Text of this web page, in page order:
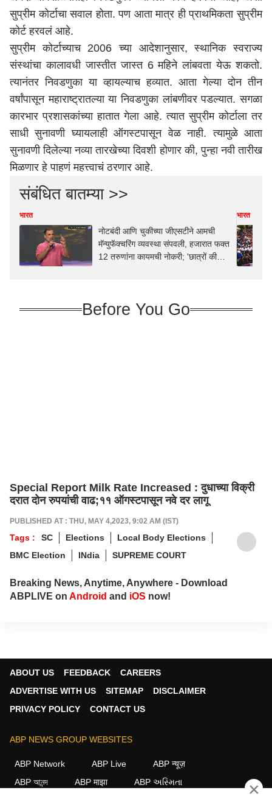
सुप्रीम कोर्टाचा सवाल होता. पण आता मात्र ही प्राथमिकता सुप्रीम
कोर्ट हरवलं आहे.
सुप्रीम कोर्टाच्याच 2006 च्या आदेशानुसार, स्थानिक स्वराज्य
संस्थांचा कालावधी जास्तीत जास्त 6 महिने लांबवता येऊ शकतो.
त्यानंतर निवडणुका या व्हायल्याच हव्यात. आता गेल्या दोन तीन
वर्षांपासूनमहाराष्ट्रातल्या या निवडणुका लांबणीवर पडल्यात. सगळा
कारभार प्रशासकांच्या हातात गेला आहे. त्यात सुप्रीम कोर्टाला तर
साधी सुनावणी घ्यायलाही ऑगस्टपासून वेळ नाही. त्यामुळे आता
सुनावणी दिलेल्या नव्या तारखेच्या दिवशी होणार की, पुन्हा नवी तारीख
मिळणार हे पाहणं महत्त्वाचं ठरणार आहे.
संबंधित बातम्या >>
भारत
नोटबंदी आणि चुकीच्या जीएसटीने आमची
मॅन्युफॅक्चरिंग व्यवस्था संपवली, हजारात फक्त
12 तरुणांना कायमची नोकरी; 'छात्रों की
भारत
Before You Go
Special Report Milk Rate Increased : दुधाच्या विक्री
दरात दोन रुपयांची वाढ;११ ऑगस्टपासून नवे दर लागू
PUBLISHED AT : THU, MAY 4,2023, 9:02 AM (IST)
Tags : SC Elections
Local Body Elections
BMC Election
INdia SUPREME COURT
Breaking News, Anytime, Anywhere - Download
ABPLIVE on Android and iOS now!
ABOUT US FEEDBACK
CAREERS
ADVERTISE WITH US
SITEMAP
DISCLAIMER
PRIVACY POLICY
CONTACT US
ABP NEWS GROUP WEBSITES
ABP Network ABP Live
ABP न्यूज़
ABP আনন্দ
ABP माझा
ABP અસ્મિતા
×